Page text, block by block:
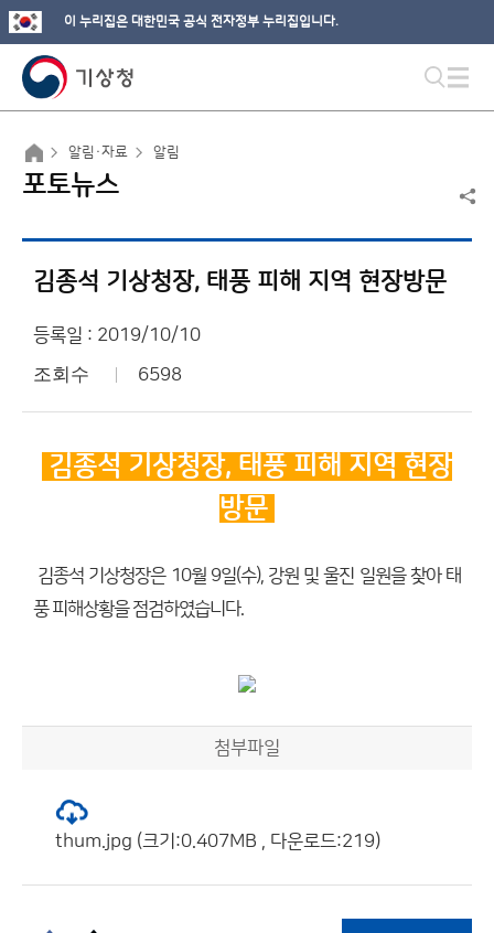
이 누리집은 대한민국 공식 전자정부 누리집입니다.
알림·자료 알림
포토뉴스
김종석 기상청장, 태풍 피해 지역 현장방문
등록일 : 2019/10/10
조회수 6598
김종석 기상청장, 태풍 피해 지역 현장
방문
김종석 기상청장은 10월 9일(수), 강원 및 울진 일원을 찾아 태
풍 피해상황을 점검하였습니다.
첨부파일
thum.jpg (크기:0.407MB , 다운로드:219)